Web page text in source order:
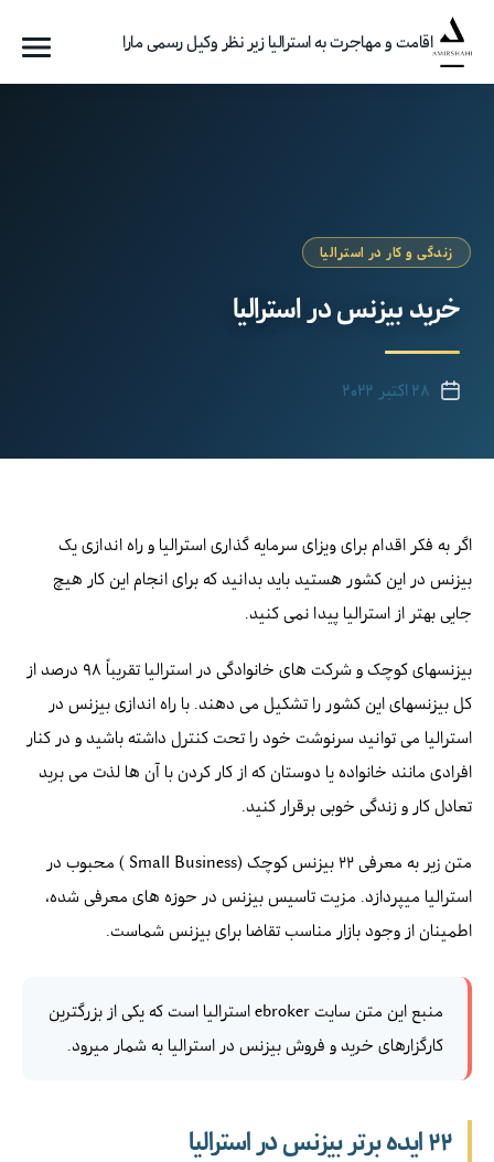
اقامت و مهاجرت به استرالیا زیر نظر وکیل رسمی مارا
زندگی و کار در استرالیا
خرید بیزنس در استرالیا
تاریخ۲۸ اکتبر ۲۰۲۲
اگر به فکر اقدام برای ویزای سرمایه گذاری استرالیا و راه اندازی یک
بیزنس در این کشور هستید باید بدانید که برای انجام این کار هیچ
جایی بهتر از استرالیا پیدا نمی کنید.
بیزنسهای کوچک و شرکت های خانوادگی در استرالیا تقریباً ۹۸ درصد از
کل بیزنسهای این کشور را تشکیل می دهند. با راه اندازی بیزنس در
استرالیا می توانید سرنوشت خود را تحت کنترل داشته باشید و در کنار
افرادی مانند خانواده یا دوستان که از کار کردن با آن ها لذت می برید
تعادل کار و زندگی خوبی برقرار کنید.
متن زیر به معرفی ۲۲ بیزنس کوچک (Small Business ) محبوب در
استرالیا میپردازد. مزیت تاسیس بیزنس در حوزه های معرفی شده،
اطمینان از وجود بازار مناسب تقاضا برای بیزنس شماست.
منبع این متن سایت ebroker استرالیا است که یکی از بزرگترین
کارگزارهای خرید و فروش بیزنس در استرالیا به شمار میرود.
۲۲ ایده برتر بیزنس در استرالیا